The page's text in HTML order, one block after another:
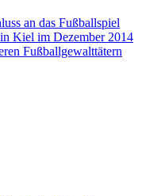
an das Fußballspiel
Kiel im Dezember 2014
Fußballgewalttätern